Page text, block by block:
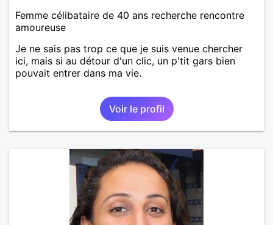
Femme célibataire de 40 ans recherche rencontre
amoureuse
Je ne sais pas trop ce que je suis venue chercher
ici, mais si au détour d'un clic, un p'tit gars bien
pouvait entrer dans ma vie.
Voir le profil